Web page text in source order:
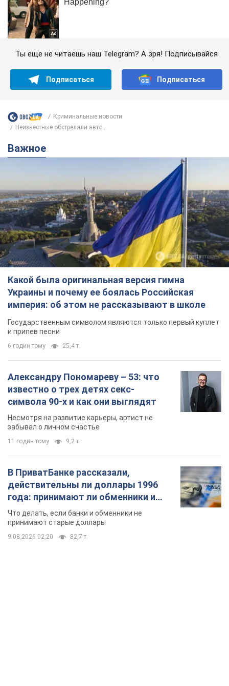
Ты еще не читаешь наш Telegram? А зря! Подписывайся
Подписаться Подписаться
Криминальные новости
Неизвестные обстреляли авто...
Важное
Какой была оригинальная версия гимна
Украины и почему ее боялась Российская
империя: об этом не рассказывают в школе
Государственным символом являются только первый куплет
и припев песни
6 годин тому 25,4 т.
Александру Пономареву – 53: что
известно о трех детях секс-
символа 90-х и как они выглядят
Несмотря на развитие карьеры, артист не
забывал о личном счастье
11 годин тому 9,2 т.
В ПриватБанке рассказали,
действительны ли доллары 1996
года: принимают ли обменники и
банки такие купюры
Что делать, если банки и обменники не
принимают старые доллары
9.08.2026 02:20 82,7 т.